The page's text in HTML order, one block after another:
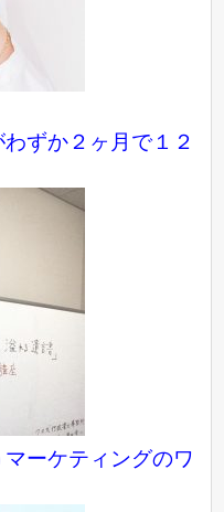
ずか２ヶ月で１２
マーケティングのワ